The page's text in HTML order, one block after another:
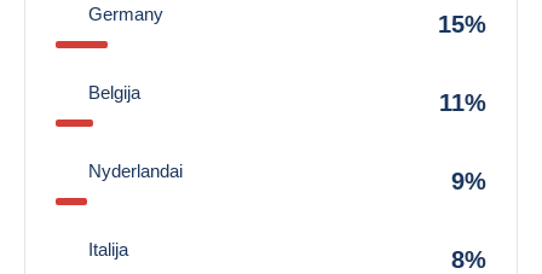
Germany 15%
Belgija 11%
Nyderlandai 9%
Italija 8%